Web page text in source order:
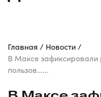
Главная
Новости
В Максе зафиксировали
пользов......